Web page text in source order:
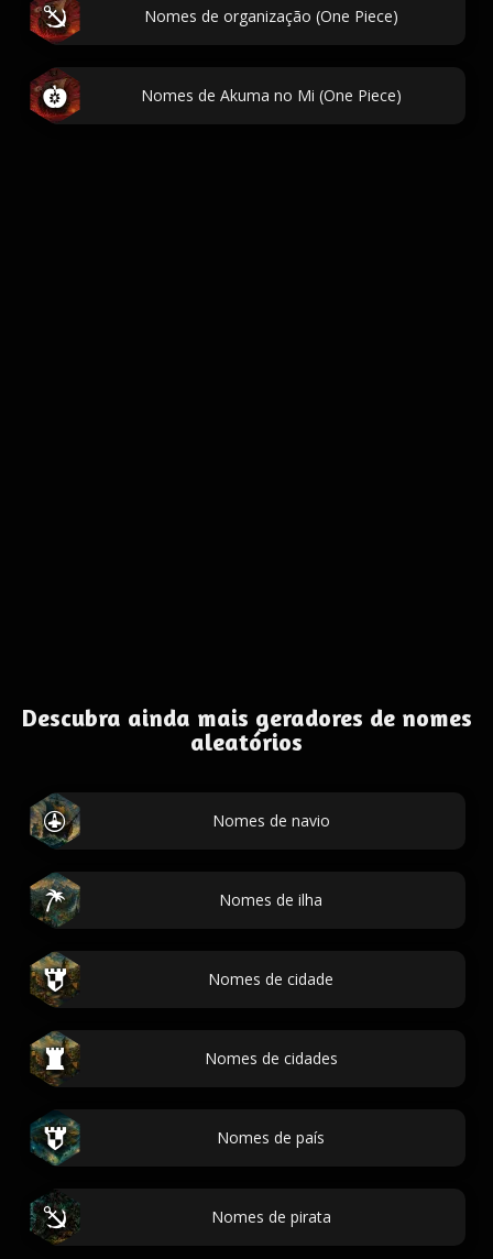
Nomes de organização (One Piece)
Nomes de Akuma no Mi (One Piece)
Descubra ainda mais geradores de nomes
aleatórios
Nomes de navio
Nomes de ilha
Nomes de cidade
Nomes de cidades
Nomes de país
Nomes de pirata